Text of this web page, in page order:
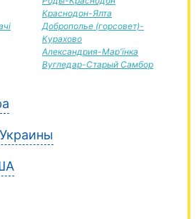
Краснодон-Ялта
Доброполье (горсовет)-
Курахово
Александрия-Мар'їнка
Вугледар-Старый Самбор